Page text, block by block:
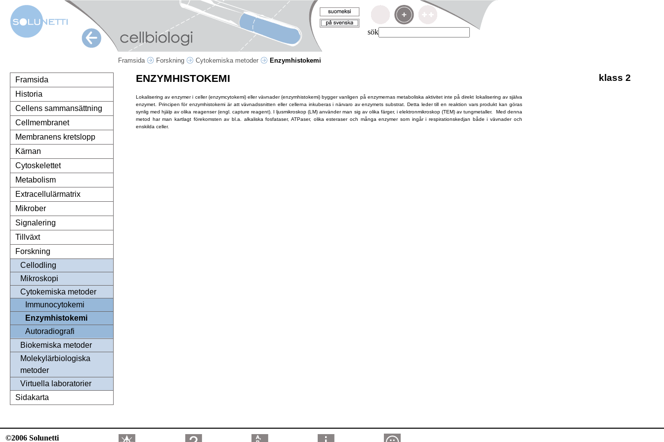
sök
Framsida Forskning Cytokemiska metoder Enzymhistokemi
Framsida
Historia
Cellens sammansättning
Cellmembranet
Membranens kretslopp
Kärnan
Cytoskelettet
Metabolism
Extracellulärmatrix
Mikrober
Signalering
Tillväxt
Forskning
Cellodling
Mikroskopi
Cytokemiska metoder
Immunocytokemi
Enzymhistokemi
Autoradiografi
Biokemiska metoder
Molekylärbiologiska
metoder
Virtuella laboratorier
Sidakarta
klass 2
ENZYMHISTOKEMI
Lokalisering av enzymer i celler (enzymcytokemi) eller vävnader (enzymhistokemi) bygger vanligen på enzymernas metaboliska aktivitet inte på direkt lokalisering av själva
enzymet. Principen för enzymhistokemi är att vävnadssnitten eller cellerna inkuberas i närvaro av enzymets substrat. Detta leder till en reaktion vars produkt kan göras
synlig med hjälp av olika reagenser (engl. capture reagent). I ljusmikroskop (LM) använder man sig av olika färger, i elektronmikroskop (TEM) av tungmetaller. Med denna
metod har man kartlagt förekomsten av bl.a. alkaliska fosfataser, ATPaser, olika esteraser och många enzymer som ingår i respirationskedjan både i vävnader och
enskilda celler.
©2006 Solunetti